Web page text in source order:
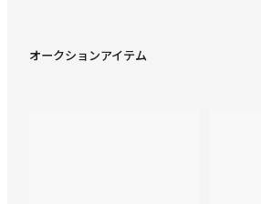
オークションアイテム